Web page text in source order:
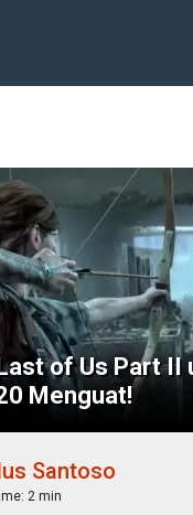
of Us Part II
Menguat!
Santoso
2 min